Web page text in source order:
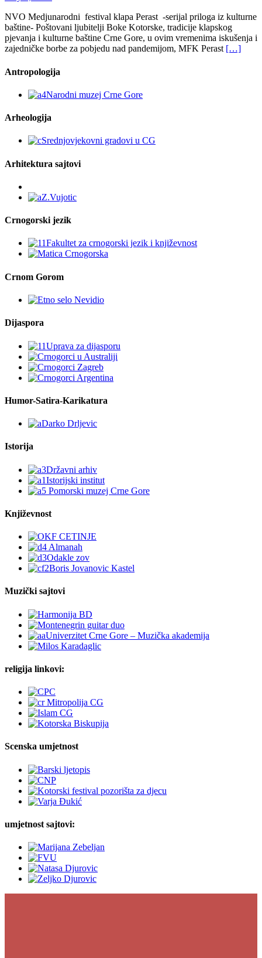
NVO Medjunarodni festival klapa Perast -serijal priloga iz kulturne
baštine- Poštovani ljubitelji Boke Kotorske, tradicije klapskog
pjevanja i kulturne baštine Crne Gore, u ovim vremenima iskušenja i
zajedničke borbe za pobjedu nad pandemijom, MFK Perast […]
Antropologija
Arheologija
Arhitektura sajtovi
Crnogorski jezik
Crnom Gorom
Dijaspora
Humor-Satira-Karikatura
Istorija
Književnost
Muzički sajtovi
religija linkovi:
Scenska umjetnost
umjetnost sajtovi: